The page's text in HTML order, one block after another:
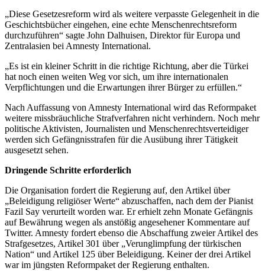
„Diese Gesetzesreform wird als weitere verpasste Gelegenheit in die
Geschichtsbücher eingehen, eine echte Menschenrechtsreform
durchzuführen“ sagte John Dalhuisen, Direktor für Europa und
Zentralasien bei Amnesty International.
„Es ist ein kleiner Schritt in die richtige Richtung, aber die Türkei
hat noch einen weiten Weg vor sich, um ihre internationalen
Verpflichtungen und die Erwartungen ihrer Bürger zu erfüllen.“
Nach Auffassung von Amnesty International wird das Reformpaket
weitere missbräuchliche Strafverfahren nicht verhindern. Noch mehr
politische Aktivisten, Journalisten und Menschenrechtsverteidiger
werden sich Gefängnisstrafen für die Ausübung ihrer Tätigkeit
ausgesetzt sehen.
Dringende Schritte erforderlich
Die Organisation fordert die Regierung auf, den Artikel über
„Beleidigung religiöser Werte“ abzuschaffen, nach dem der Pianist
Fazil Say verurteilt worden war. Er erhielt zehn Monate Gefängnis
auf Bewährung wegen als anstößig angesehener Kommentare auf
Twitter. Amnesty fordert ebenso die Abschaffung zweier Artikel des
Strafgesetzes, Artikel 301 über „Verunglimpfung der türkischen
Nation“ und Artikel 125 über Beleidigung. Keiner der drei Artikel
war im jüngsten Reformpaket der Regierung enthalten.